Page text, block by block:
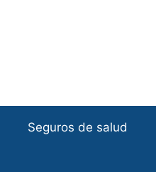
Seguros de salud